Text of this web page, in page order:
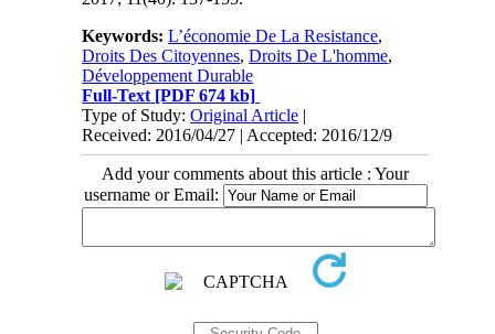
Keywords:L’économie De La Resistance,
Droits Des Citoyennes,Droits De L'homme,
Développement Durable
Full-Text [PDF 674 kb]
Type of Study:Original Article |
Received: 2016/04/27 | Accepted: 2016/12/9
Add your comments about this article : Your
username or Email: